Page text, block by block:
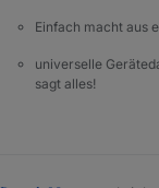
Einfach macht aus
universelle
sagt alles!